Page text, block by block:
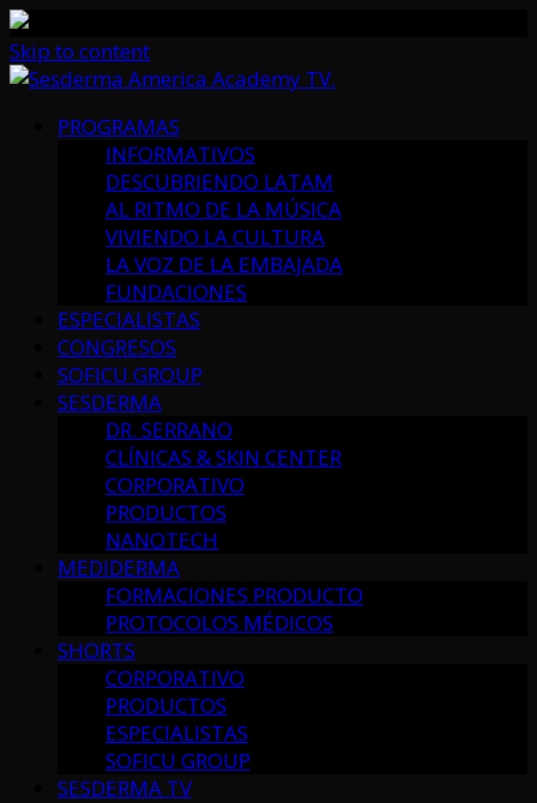
Skip to content
PROGRAMAS
INFORMATIVOS
DESCUBRIENDO LATAM
AL RITMO DE LA MÚSICA
VIVIENDO LA CULTURA
LA VOZ DE LA EMBAJADA
FUNDACIONES
ESPECIALISTAS
CONGRESOS
SOFICU GROUP
SESDERMA
DR. SERRANO
CLÍNICAS & SKIN CENTER
CORPORATIVO
PRODUCTOS
NANOTECH
MEDIDERMA
FORMACIONES PRODUCTO
PROTOCOLOS MÉDICOS
SHORTS
CORPORATIVO
PRODUCTOS
ESPECIALISTAS
SOFICU GROUP
SESDERMA TV